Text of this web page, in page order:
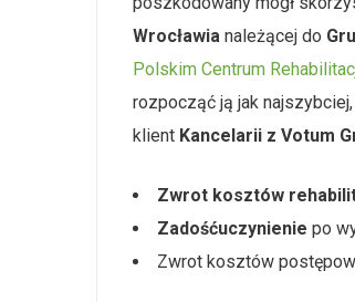
Wrocławia należącej do
Polskim Centrum
rozpocząć ją jak
klient Kancelarii z Votum
Zwrot kosztów
Zadośćuczynienie po
Zwrot kosztów